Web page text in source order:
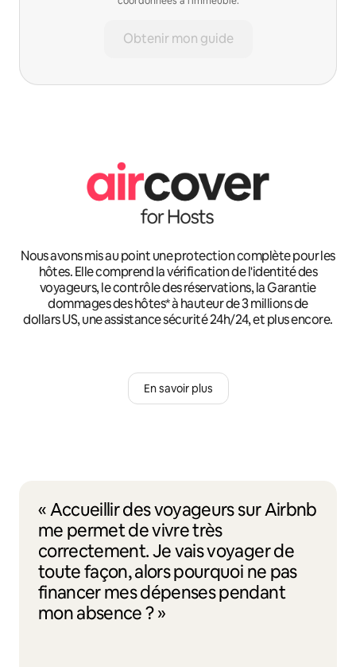
Obtenir mon guide
Nous avons mis au point une protection complète pour les
hôtes. Elle comprend la vérification de l'identité des
voyageurs, le contrôle des réservations, la Garantie
dommages des hôtes* à hauteur de 3 millions de
dollars US, une assistance sécurité 24h/24, et plus encore.
En savoir plus
« Accueillir des voyageurs sur Airbnb
me permet de vivre très
correctement. Je vais voyager de
toute façon, alors pourquoi ne pas
financer mes dépenses pendant
mon absence ? »